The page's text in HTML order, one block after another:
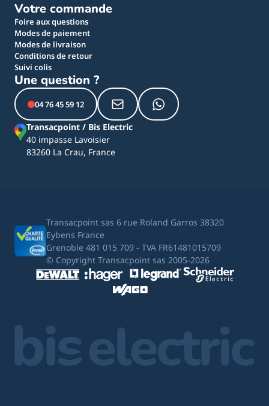
Votre commande
Foire aux questions
Modes de paiement
Modes de livraison
Conditions de retour
Suivi colis
Une question ?
04 76 45 59 12
Transacpoint / Bis Electric
40 impasse Lavoisier
83260 La Crau, France
Transacpoint sas 6 rue Roland Garros 38320
Eybens France
Grenoble 481 015 709 - TVA FR61481015709
© Copyright Transacpoint sas 2005-2026